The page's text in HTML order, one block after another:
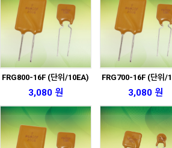
FRG800-16F (단위/10EA)
3,080 원
FRG700-16F (단위/
3,080 원